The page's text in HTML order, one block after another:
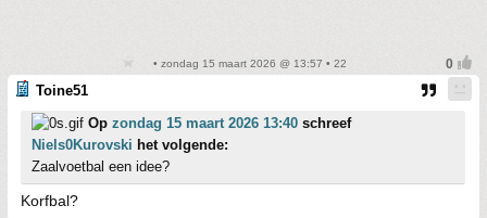
• zondag 15 maart 2026 @ 13:57 • 22
Toine51
Op zondag 15 maart 2026 13:40 schreef
Niels0Kurovski het volgende:
Zaalvoetbal een idee?
Korfbal?